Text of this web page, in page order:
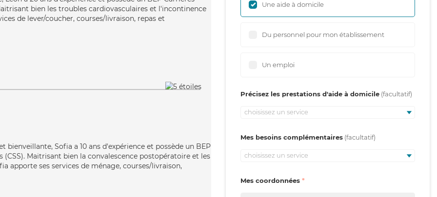
bien les troubles cardiovasculaires et l'incontinence
de lever/coucher, courses/livraison, repas et
bienveillante, Sofia a 10 ans d'expérience et possède un BEP
(CSS). Maitrisant bien la convalescence postopératoire et les
apporte ses services de ménage, courses/livraison,
Une aide à domicile
Du personnel pour mon établissement
Un emploi
Précisez les prestations d'aide à domicile
choisissez un service
Mes besoins complémentaires
choisissez un service
Mes coordonnées